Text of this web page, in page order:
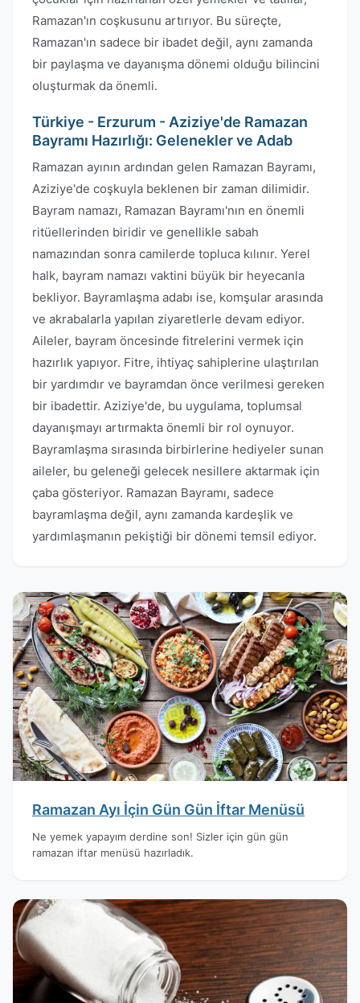
Ramazan'ın coşkusunu artırıyor. Bu süreçte,
Ramazan'ın sadece bir ibadet değil, aynı zamanda
bir paylaşma ve dayanışma dönemi olduğu bilincini
oluşturmak da önemli.
Türkiye - Erzurum - Aziziye'de Ramazan
Bayramı Hazırlığı: Gelenekler ve Adab
Ramazan ayının ardından gelen Ramazan Bayramı,
Aziziye'de coşkuyla beklenen bir zaman dilimidir.
Bayram namazı, Ramazan Bayramı'nın en önemli
ritüellerinden biridir ve genellikle sabah
namazından sonra camilerde topluca kılınır. Yerel
halk, bayram namazı vaktini büyük bir heyecanla
bekliyor. Bayramlaşma adabı ise, komşular arasında
ve akrabalarla yapılan ziyaretlerle devam ediyor.
Aileler, bayram öncesinde fitrelerini vermek için
hazırlık yapıyor. Fitre, ihtiyaç sahiplerine ulaştırılan
bir yardımdır ve bayramdan önce verilmesi gereken
bir ibadettir. Aziziye'de, bu uygulama, toplumsal
dayanışmayı artırmakta önemli bir rol oynuyor.
Bayramlaşma sırasında birbirlerine hediyeler sunan
aileler, bu geleneği gelecek nesillere aktarmak için
çaba gösteriyor. Ramazan Bayramı, sadece
bayramlaşma değil, aynı zamanda kardeşlik ve
yardımlaşmanın pekiştiği bir dönemi temsil ediyor.
Ramazan Ayı İçin Gün Gün İftar Menüsü
Ne yemek yapayım derdine son! Sizler için gün gün
ramazan iftar menüsü hazırladık.